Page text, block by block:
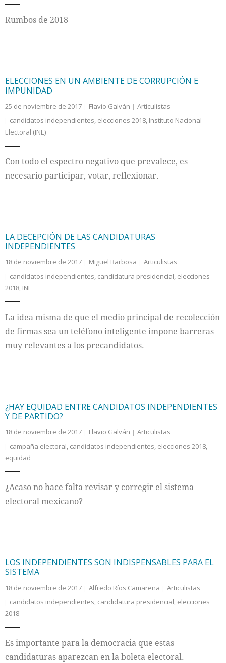
Rumbos de 2018
ELECCIONES EN UN AMBIENTE DE CORRUPCIÓN E
IMPUNIDAD
25 de noviembre de 2017 Flavio Galván
Articulistas
candidatos independientes, elecciones 2018, Instituto Nacional
Electoral (INE)
Con todo el espectro negativo que prevalece, es
necesario participar, votar, reflexionar.
LA DECEPCIÓN DE LAS CANDIDATURAS
INDEPENDIENTES
18 de noviembre de 2017 Miguel Barbosa
Articulistas
candidatos independientes, candidatura presidencial, elecciones
2018, INE
La idea misma de que el medio principal de recolección
de firmas sea un teléfono inteligente impone barreras
muy relevantes a los precandidatos.
¿HAY EQUIDAD ENTRE CANDIDATOS INDEPENDIENTES
Y DE PARTIDO?
18 de noviembre de 2017 Flavio Galván
Articulistas
campaña electoral, candidatos independientes, elecciones 2018,
equidad
¿Acaso no hace falta revisar y corregir el sistema
electoral mexicano?
LOS INDEPENDIENTES SON INDISPENSABLES PARA EL
SISTEMA
18 de noviembre de 2017 Alfredo Ríos Camarena
Articulistas
candidatos independientes, candidatura presidencial, elecciones
2018
Es importante para la democracia que estas
candidaturas aparezcan en la boleta electoral.